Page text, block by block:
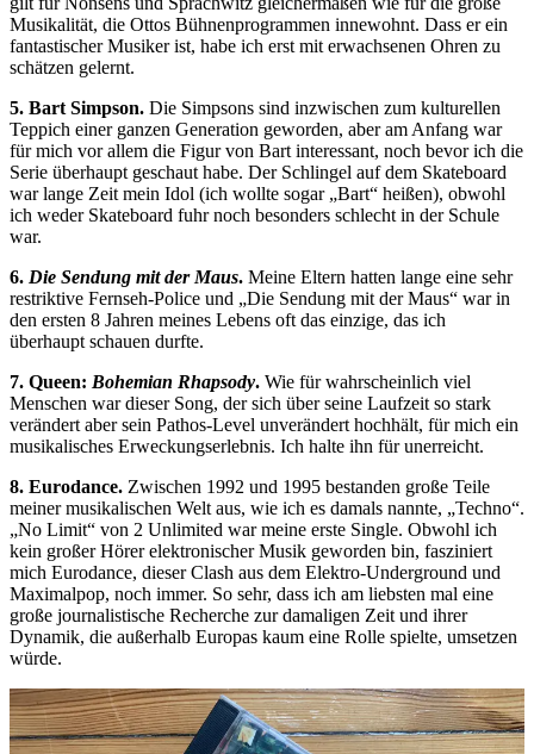
Musikalität, die Ottos Bühnenprogrammen innewohnt. Dass er ein
fantastischer Musiker ist, habe ich erst mit erwachsenen Ohren zu
schätzen gelernt.
5. Bart Simpson. Die Simpsons sind inzwischen zum kulturellen
Teppich einer ganzen Generation geworden, aber am Anfang war
für mich vor allem die Figur von Bart interessant, noch bevor ich die
Serie überhaupt geschaut habe. Der Schlingel auf dem Skateboard
war lange Zeit mein Idol (ich wollte sogar „Bart“ heißen), obwohl
ich weder Skateboard fuhr noch besonders schlecht in der Schule
war.
6. Die Sendung mit der Maus. Meine Eltern hatten lange eine sehr
restriktive Fernseh-Police und „Die Sendung mit der Maus“ war in
den ersten 8 Jahren meines Lebens oft das einzige, das ich
überhaupt schauen durfte.
7. Queen: Bohemian Rhapsody. Wie für wahrscheinlich viel
Menschen war dieser Song, der sich über seine Laufzeit so stark
verändert aber sein Pathos-Level unverändert hochhält, für mich ein
musikalisches Erweckungserlebnis. Ich halte ihn für unerreicht.
8. Eurodance. Zwischen 1992 und 1995 bestanden große Teile
meiner musikalischen Welt aus, wie ich es damals nannte, „Techno“.
„No Limit“ von 2 Unlimited war meine erste Single. Obwohl ich
kein großer Hörer elektronischer Musik geworden bin, fasziniert
mich Eurodance, dieser Clash aus dem Elektro-Underground und
Maximalpop, noch immer. So sehr, dass ich am liebsten mal eine
große journalistische Recherche zur damaligen Zeit und ihrer
Dynamik, die außerhalb Europas kaum eine Rolle spielte, umsetzen
würde.